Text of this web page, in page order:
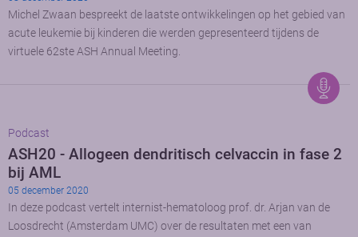
Michel Zwaan bespreekt de laatste ontwikkelingen op het gebied van
acute leukemie bij kinderen die werden gepresenteerd tijdens de
virtuele 62ste ASH Annual Meeting.
Podcast
ASH20 - Allogeen dendritisch celvaccin in fase 2
bij AML
05 december 2020
In deze podcast vertelt internist-hematoloog prof. dr. Arjan van de
Loosdrecht (Amsterdam UMC) over de resultaten met een van